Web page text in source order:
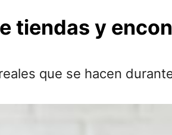
tiendas y
que se hacen